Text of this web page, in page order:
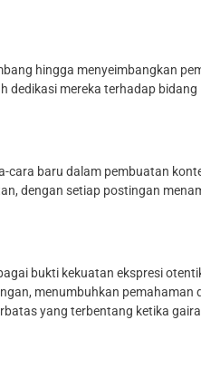
hingga menyeimbangkan
mereka terhadap bidang
cara baru dalam pembuatan
dengan setiap postingan
bukti kekuatan ekspresi
menumbuhkan pemahaman
yang terbentang ketika